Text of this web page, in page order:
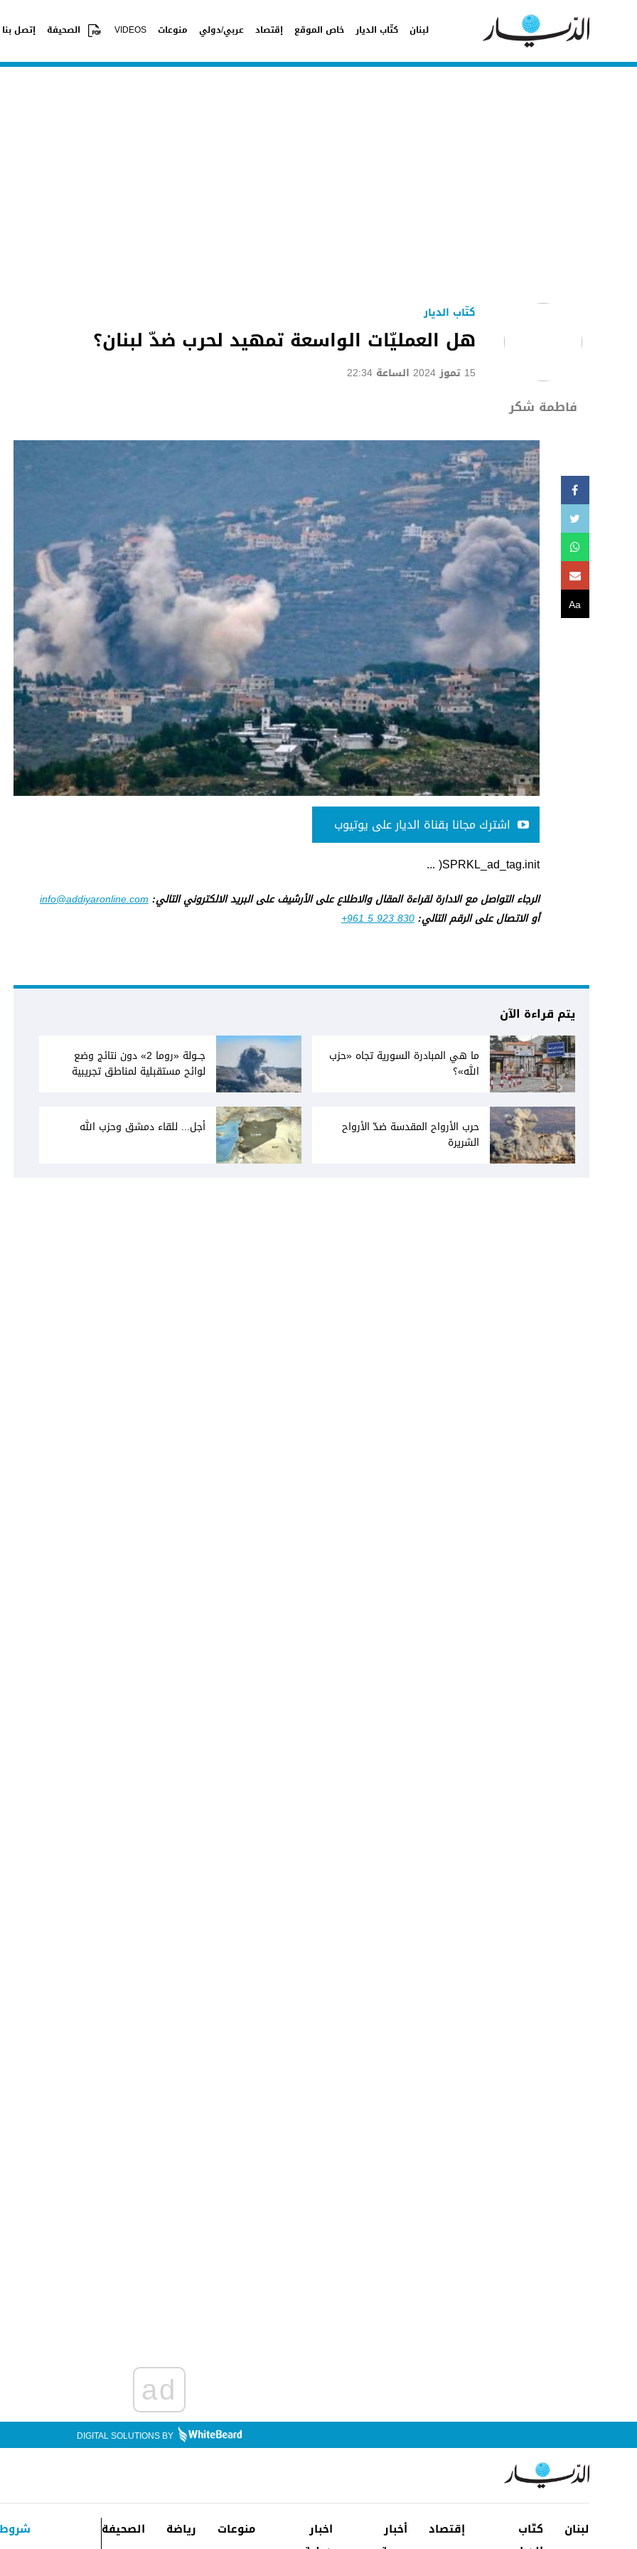
لبنان كتّاب الديار خاص الموقع إقتصاد عربي/دولي منوعات VIDEOS الصحيفة إتصل بنا
فاطمة شكر
كتّاب الديار
هل العمليّات الواسعة تمهيد لحرب ضدّ لبنان؟
15 تموز 2024 الساعة 22:34
Aa
اشترك مجانا بقناة الديار على يوتيوب
SPRKL_ad_tag.init( ...
الرجاء التواصل مع الادارة لقراءة المقال والاطلاع على الأرشيف على البريد الالكتروني التالي:info@addiyaronline.com
أو الاتصال على الرقم التالي:+961 5 923 830
يتم قراءة الآن
ما هي المبادرة السورية تجاه «حزب
الله»؟
جــولة «روما 2» دون نتائج وضع
لوائح مستقبلية لمناطق تجريبية
حرب الأرواح المقدسة ضدّ الأرواح
الشريرة
أجل... للقاء دمشق وحزب الله
ad
DIGITAL SOLUTIONS BY
لبنان
كتّاب
إقتصاد
أخبار
اخبار
منوعات رياضة الصحيفة شروط